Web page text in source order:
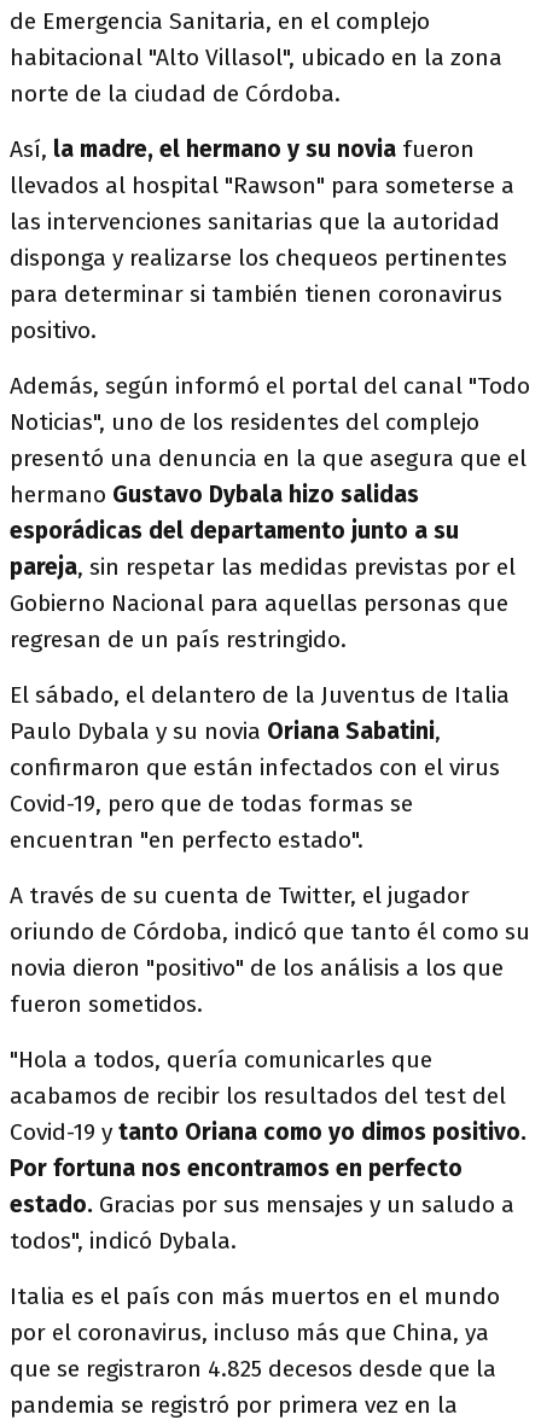
de Emergencia Sanitaria, en el complejo
habitacional "Alto Villasol", ubicado en la zona
norte de la ciudad de Córdoba.
Así, la madre, el hermano y su novia fueron
llevados al hospital "Rawson" para someterse a
las intervenciones sanitarias que la autoridad
disponga y realizarse los chequeos pertinentes
para determinar si también tienen coronavirus
positivo.
Además, según informó el portal del canal "Todo
Noticias", uno de los residentes del complejo
presentó una denuncia en la que asegura que el
hermano Gustavo Dybala hizo salidas
esporádicas del departamento junto a su
pareja, sin respetar las medidas previstas por el
Gobierno Nacional para aquellas personas que
regresan de un país restringido.
El sábado, el delantero de la Juventus de Italia
Paulo Dybala y su novia Oriana Sabatini,
confirmaron que están infectados con el virus
Covid-19, pero que de todas formas se
encuentran "en perfecto estado".
A través de su cuenta de Twitter, el jugador
oriundo de Córdoba, indicó que tanto él como su
novia dieron "positivo" de los análisis a los que
fueron sometidos.
"Hola a todos, quería comunicarles que
acabamos de recibir los resultados del test del
Covid-19 y tanto Oriana como yo dimos positivo.
Por fortuna nos encontramos en perfecto
estado. Gracias por sus mensajes y un saludo a
todos", indicó Dybala.
Italia es el país con más muertos en el mundo
por el coronavirus, incluso más que China, ya
que se registraron 4.825 decesos desde que la
pandemia se registró por primera vez en la